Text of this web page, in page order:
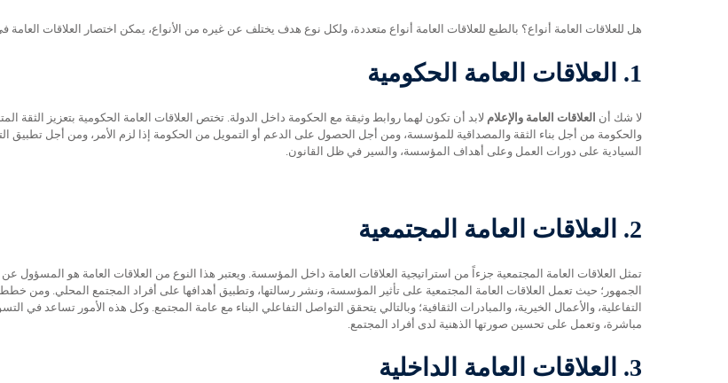
هل للعلاقات العامة أنواع؟ بالطبع للعلاقات العامة أنواع متعددة، ولكل نوع هدف يختلف عن غيره من الأنواع، يمكن اختصار العلاقات العامة في الــ 6 أنواع
1. العلاقات العامة الحكومية
لا شك أن العلاقات العامة والإعلام لابد أن تكون لهما روابط وثيقة مع الحكومة داخل الدولة. تختص العلاقات العامة الحكومية بتعزيز الثقة
والحكومة من أجل بناء الثقة والمصداقية للمؤسسة، ومن أجل الحصول على الدعم أو التمويل من الحكومة إذا لزم الأمر، ومن أجل تطبيق
السيادية على دورات العمل وعلى أهداف المؤسسة، والسير في ظل القانون.
2. العلاقات العامة المجتمعية
تمثل العلاقات العامة المجتمعية جزءاً من استراتيجية العلاقات العامة داخل المؤسسة. ويعتبر هذا النوع من العلاقات العامة هو المسؤول
الجمهور؛ حيث تعمل العلاقات العامة المجتمعية على تأثير المؤسسة، ونشر رسالتها، وتطبيق أهدافها على أفراد المجتمع المحلي. ومن
التفاعلية، والأعمال الخيرية، والمبادرات الثقافية؛ وبالتالي يتحقق التواصل التفاعلي البناء مع عامة المجتمع. وكل هذه الأمور تساعد في
مباشرة، وتعمل على تحسين صورتها الذهنية لدى أفراد المجتمع.
3. العلاقات العامة الداخلية